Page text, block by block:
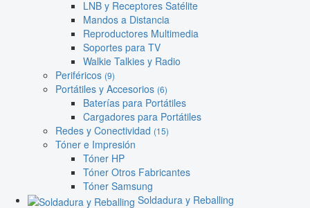
LNB y Receptores Satélite
Mandos a Distancia
Reproductores Multimedia
Soportes para TV
Walkie Talkies y Radio
Periféricos (9)
Portátiles y Accesorios (6)
Baterías para Portátiles
Cargadores para Portátiles
Redes y Conectividad (15)
Tóner e Impresión
Tóner HP
Tóner Otros Fabricantes
Tóner Samsung
Soldadura y Reballing